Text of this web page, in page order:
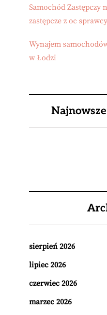
Samochód Zastępczy
zastępcze z oc
Wynajem
w Łodzi
sierpień 2026
lipiec 2026
czerwiec 2026
marzec 2026